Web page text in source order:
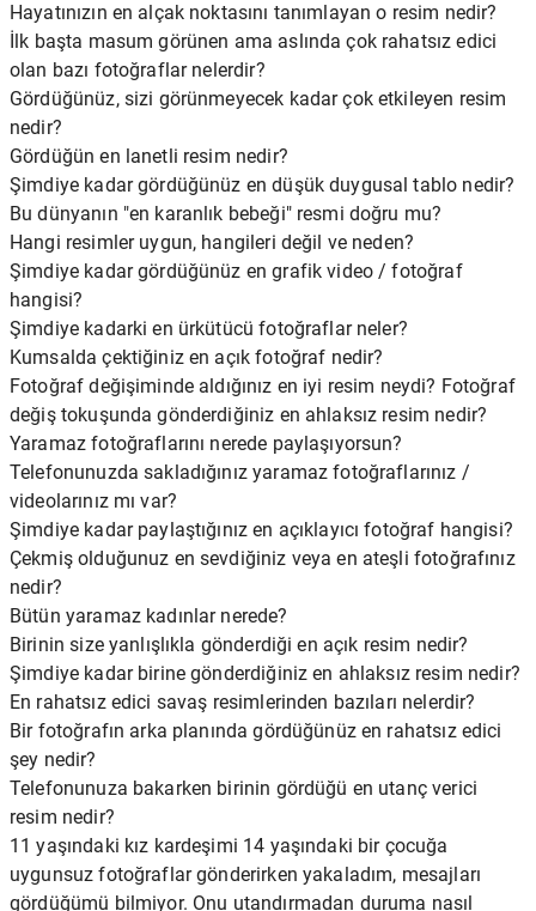
Hayatınızın en alçak noktasını tanımlayan o resim nedir?
İlk başta masum görünen ama aslında çok rahatsız edici
olan bazı fotoğraflar nelerdir?
Gördüğünüz, sizi görünmeyecek kadar çok etkileyen resim
nedir?
Gördüğün en lanetli resim nedir?
Şimdiye kadar gördüğünüz en düşük duygusal tablo nedir?
Bu dünyanın "en karanlık bebeği" resmi doğru mu?
Hangi resimler uygun, hangileri değil ve neden?
Şimdiye kadar gördüğünüz en grafik video / fotoğraf
hangisi?
Şimdiye kadarki en ürkütücü fotoğraflar neler?
Kumsalda çektiğiniz en açık fotoğraf nedir?
Fotoğraf değişiminde aldığınız en iyi resim neydi? Fotoğraf
değiş tokuşunda gönderdiğiniz en ahlaksız resim nedir?
Yaramaz fotoğraflarını nerede paylaşıyorsun?
Telefonunuzda sakladığınız yaramaz fotoğraflarınız /
videolarınız mı var?
Şimdiye kadar paylaştığınız en açıklayıcı fotoğraf hangisi?
Çekmiş olduğunuz en sevdiğiniz veya en ateşli fotoğrafınız
nedir?
Bütün yaramaz kadınlar nerede?
Birinin size yanlışlıkla gönderdiği en açık resim nedir?
Şimdiye kadar birine gönderdiğiniz en ahlaksız resim nedir?
En rahatsız edici savaş resimlerinden bazıları nelerdir?
Bir fotoğrafın arka planında gördüğünüz en rahatsız edici
şey nedir?
Telefonunuza bakarken birinin gördüğü en utanç verici
resim nedir?
11 yaşındaki kız kardeşimi 14 yaşındaki bir çocuğa
uygunsuz fotoğraflar gönderirken yakaladım, mesajları
gördüğümü bilmiyor. Onu utandırmadan duruma nasıl